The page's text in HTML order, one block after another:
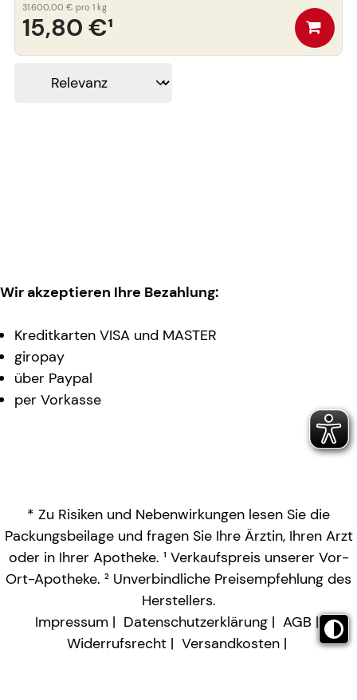
15,80 €¹
31.600,00 € pro 1 kg
Wir akzeptieren Ihre Bezahlung:
Kreditkarten VISA und MASTER
giropay
über Paypal
per Vorkasse
* Zu Risiken und Nebenwirkungen lesen Sie die
Packungsbeilage und fragen Sie Ihre Ärztin, Ihren Arzt
oder in Ihrer Apotheke. ¹ Verkaufspreis unserer Vor-
Ort-Apotheke. ² Unverbindliche Preisempfehlung des
Herstellers.
Impressum
Datenschutzerklärung
AGB
Widerrufsrecht
Versandkosten